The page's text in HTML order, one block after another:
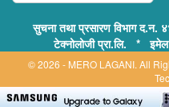
सुचना तथा प्रसारण विभाग
टेक्नोलोजी प्रा.लि. *
© 2026 - MERO LAGANI. All
Supported